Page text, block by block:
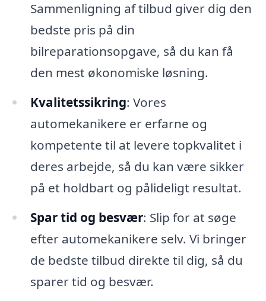
Sammenligning af tilbud giver dig den
bedste pris på din
bilreparationsopgave, så du kan få
den mest økonomiske løsning.
Kvalitetssikring: Vores
automekanikere er erfarne og
kompetente til at levere topkvalitet i
deres arbejde, så du kan være sikker
på et holdbart og pålideligt resultat.
Spar tid og besvær: Slip for at søge
efter automekanikere selv. Vi bringer
de bedste tilbud direkte til dig, så du
sparer tid og besvær.